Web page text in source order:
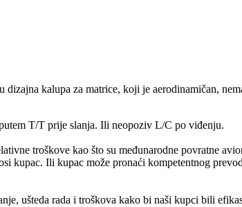
dizajna kalupa za matrice, koji je aerodinamičan,
T/T prije slanja. Ili neopoziv L/C po viđenju.
troškove kao što su međunarodne povratne
kupac. Ili kupac može pronaći kompetentnog
ušteda rada i troškova kako bi naši kupci bili